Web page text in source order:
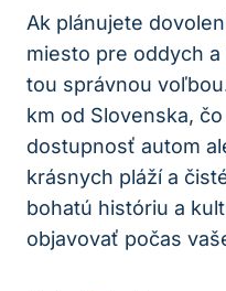
Ak plánujete
miesto pre oddych
tou správnou
km od Slovenska,
dostupnosť autom
krásnych pláží a
bohatú históriu a
objavovať počas